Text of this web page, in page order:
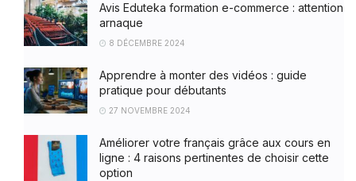
Avis Eduteka formation e-commerce : attention
arnaque
8 DÉCEMBRE 2024
Apprendre à monter des vidéos : guide
pratique pour débutants
27 NOVEMBRE 2024
Améliorer votre français grâce aux cours en
ligne : 4 raisons pertinentes de choisir cette
option